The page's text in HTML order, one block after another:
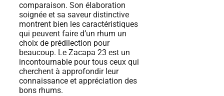
comparaison. Son élaboration
soignée et sa saveur distinctive
montrent bien les caractéristiques
qui peuvent faire d’un rhum un
choix de prédilection pour
beaucoup. Le Zacapa 23 est un
incontournable pour tous ceux qui
cherchent à approfondir leur
connaissance et appréciation des
bons rhums.